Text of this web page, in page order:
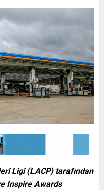
Ligi (LACP) tarafından
Inspire Awards